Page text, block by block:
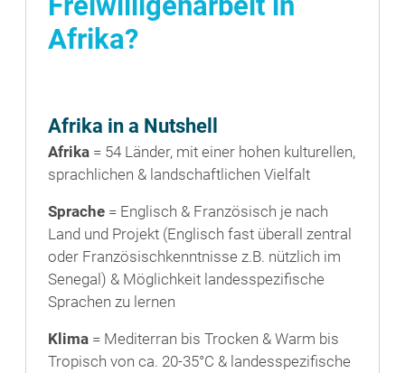
Afrika?
Afrika in a Nutshell
Afrika = 54 Länder, mit einer hohen kulturellen,
sprachlichen & landschaftlichen Vielfalt
Sprache = Englisch & Französisch je nach
Land und Projekt (Englisch fast überall zentral
oder Französischkenntnisse z.B. nützlich im
Senegal) & Möglichkeit landesspezifische
Sprachen zu lernen
Klima = Mediterran bis Trocken & Warm bis
Tropisch von ca. 20-35°C & landesspezifische